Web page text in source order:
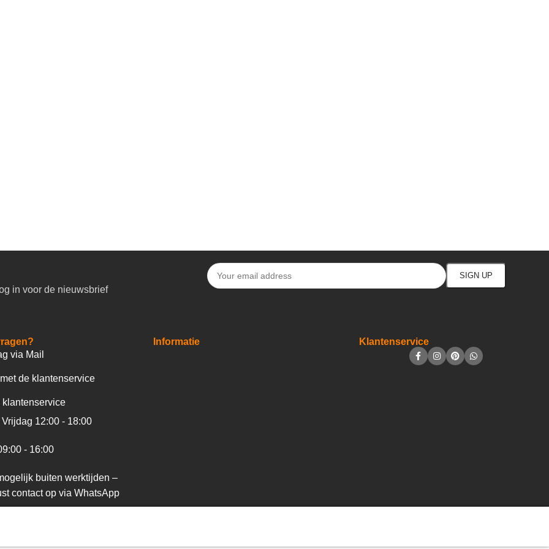
in voor de nieuwsbrief
via Mail
de klantenservice
klantenservice
12:00 - 18:00
- 16:00
buiten werktijden –
contact op via WhatsApp
Informatie Klantenservice